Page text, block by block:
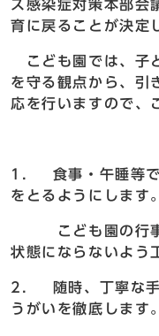
ス感染症対策本部会
育に戻ることが決定
こども園では、子
を守る観点から、引
応を行いますので、
1． 食事・午睡等
をとるようにします。
こども園の行事
状態にならないよう
2． 随時、丁寧な手
うがいを徹底します。